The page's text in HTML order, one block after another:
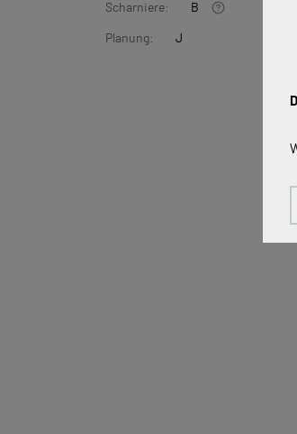
Scharniere: B
Planung: J